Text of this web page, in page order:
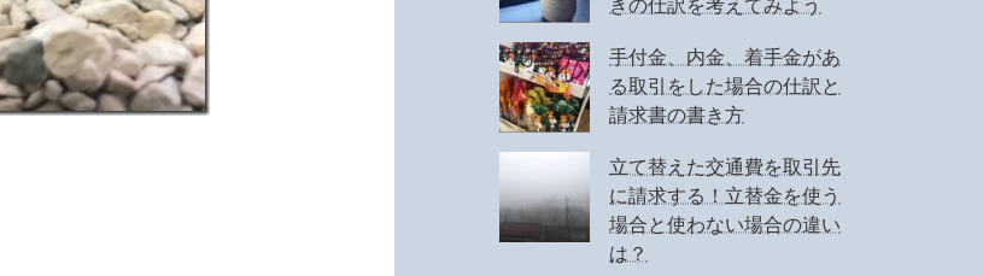
手付金、内金、着手金があ
る取引をした場合の仕訳と
請求書の書き方
立て替えた交通費を取引先
に請求する！立替金を使う
場合と使わない場合の違い
は？